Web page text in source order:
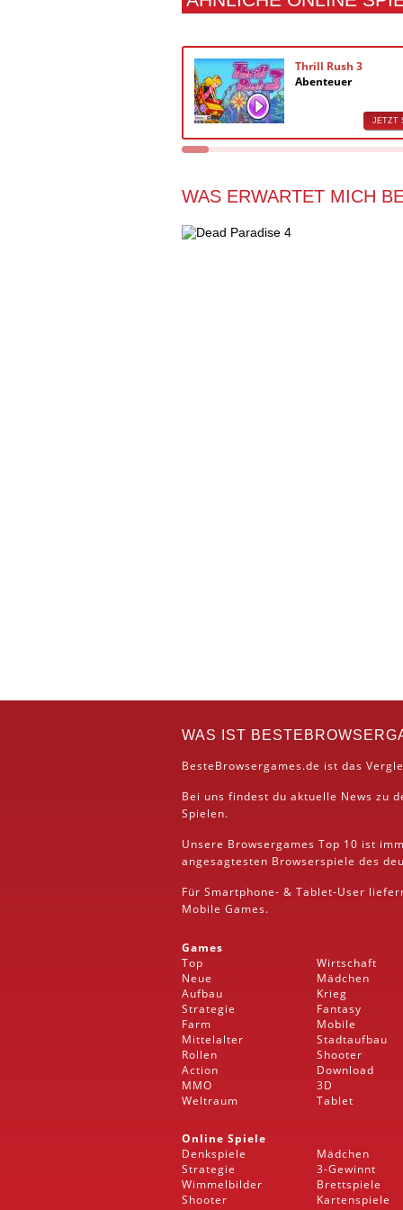
Thrill Rush 3
Abenteuer
JETZT
WAS ERWARTET MICH
WAS IST
BesteBrowsergames.de ist das
Bei uns findest du aktuelle News zu
Spielen.
Unsere Browsergames Top 10 ist
angesagtesten Browserspiele des
Für Smartphone- & Tablet-User
Mobile Games.
Games
Top
Neue
Aufbau
Strategie
Farm
Mittelalter
Rollen
Action
MMO
Weltraum
Wirtschaft
Mädchen
Krieg
Fantasy
Mobile
Stadtaufbau
Shooter
Download
3D
Tablet
Online Spiele
Denkspiele
Strategie
Wimmelbilder
Shooter
Mädchen
3-Gewinnt
Brettspiele
Kartenspiele